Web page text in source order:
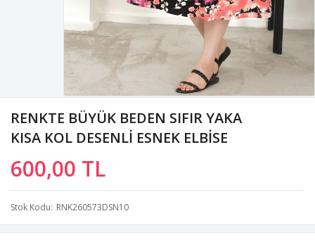
RENKTE BÜYÜK BEDEN SIFIR YAKA
KISA KOL DESENLİ ESNEK ELBİSE
600,00 TL
Stok Kodu RNK260573DSN10